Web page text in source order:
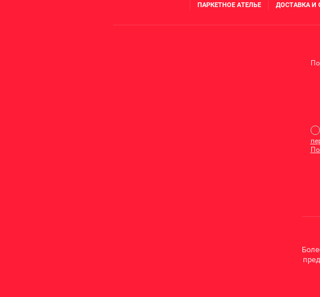
ПАРКЕТНОЕ АТЕЛЬЕ
ДОСТАВКА И